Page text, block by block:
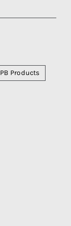
PB Products